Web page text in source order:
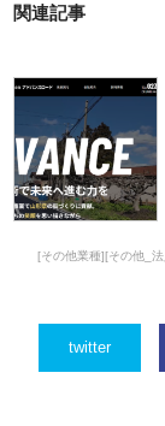
関連記事
[その他業種][その他_
twitter